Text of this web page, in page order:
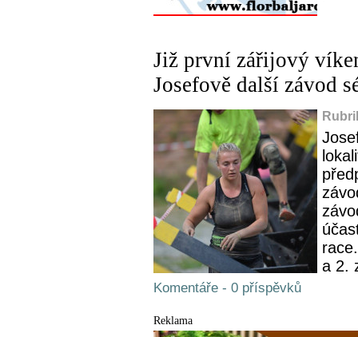
Již první zářijový
Josefově další závod
a 2.
Komentáře - 0 příspěvků
Reklama